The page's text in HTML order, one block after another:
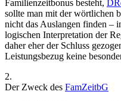
Familienzeitbonus besteht,
sollte man mit der wörtlichen
nicht das Auslangen finden –
logischen Interpretation der
daher eher der Schluss
Leistungsbezug keine
2.
Der Zweck des FamZeitbG